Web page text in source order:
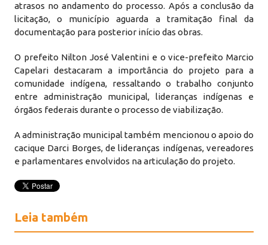
atrasos no andamento do processo. Após a conclusão da
licitação, o município aguarda a tramitação final da
documentação para posterior início das obras.
O prefeito Nilton José Valentini e o vice-prefeito Marcio
Capelari destacaram a importância do projeto para a
comunidade indígena, ressaltando o trabalho conjunto
entre administração municipal, lideranças indígenas e
órgãos federais durante o processo de viabilização.
A administração municipal também mencionou o apoio do
cacique Darci Borges, de lideranças indígenas, vereadores
e parlamentares envolvidos na articulação do projeto.
Leia também